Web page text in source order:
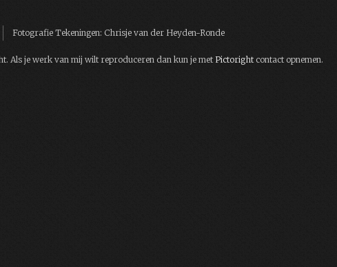
Fotografie Tekeningen: Chrisje van der Heyden-Ronde
Als je werk van mij wilt reproduceren dan kun je met Pictorightcontact opnemen.